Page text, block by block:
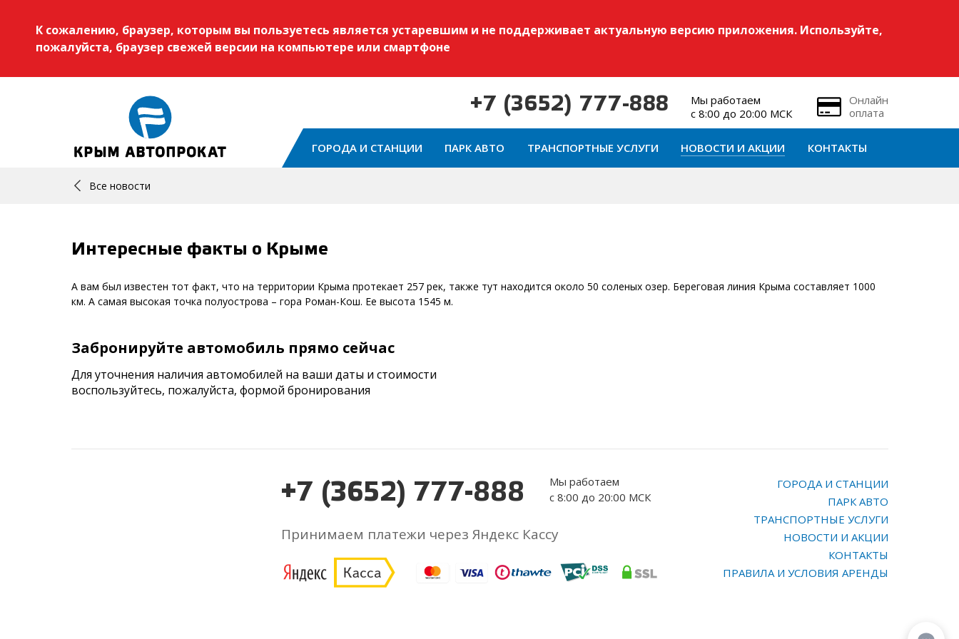
К сожалению, браузер, которым вы пользуетесь является устаревшим и не поддерживает актуальную версию приложения. Используйте,
пожалуйста, браузер свежей версии на компьютере или смартфоне
+7 (3652) 777-888
Мы работаем
с 8:00 до 20:00 МСК
Онлайн
оплата
ГОРОДА И СТАНЦИИ ПАРК АВТО ТРАНСПОРТНЫЕ УСЛУГИ НОВОСТИ И АКЦИИ КОНТАКТЫ
Все новости
Интересные факты о Крыме
А вам был известен тот факт, что на территории Крыма протекает 257 рек, также тут находится около 50 соленых озер. Береговая линия Крыма составляет 1000
км. А самая высокая точка полуострова – гора Роман-Кош. Ее высота 1545 м.
Забронируйте автомобиль прямо сейчас
Для уточнения наличия автомобилей на ваши даты и стоимости
воспользуйтесь, пожалуйста, формой бронирования
+7 (3652) 777-888
Мы работаем
с 8:00 до 20:00 МСК
Принимаем платежи через Яндекс Кассу
ГОРОДА И СТАНЦИИ
ПАРК АВТО
ТРАНСПОРТНЫЕ УСЛУГИ
НОВОСТИ И АКЦИИ
КОНТАКТЫ
ПРАВИЛА И УСЛОВИЯ АРЕНДЫ